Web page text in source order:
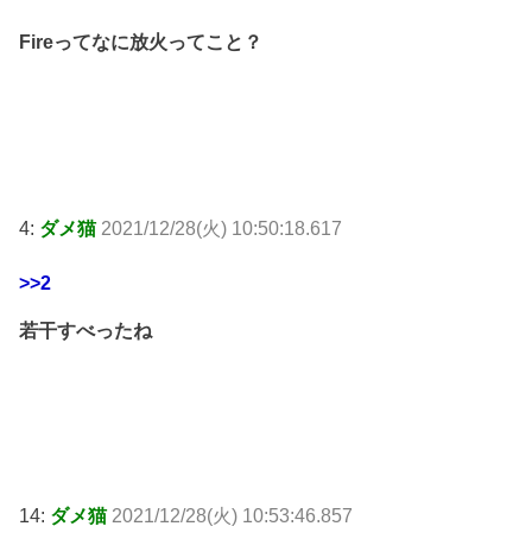
Fireってなに放火ってこと？
4: ダメ猫 2021/12/28(火) 10:50:18.617
>>2
若干すべったね
14: ダメ猫 2021/12/28(火) 10:53:46.857